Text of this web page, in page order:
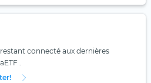
connecté aux dernières
.